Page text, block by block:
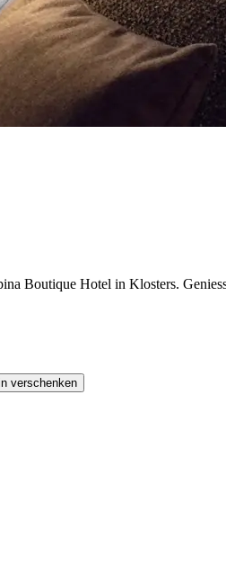
Boutique Hotel in Klosters.
verschenken